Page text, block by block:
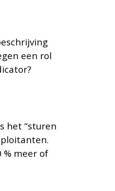
een rol
het “sturen
% meer of